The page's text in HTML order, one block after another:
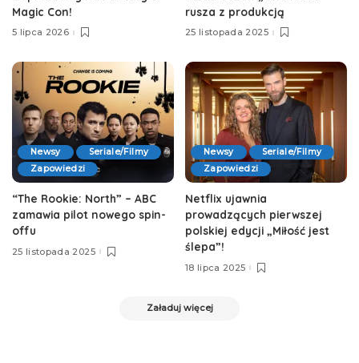
Magic Con!
5 lipca 2026
rusza z produkcją
25 listopada 2025
Newsy
Seriale/Filmy
Zapowiedzi
“The Rookie: North” – ABC
zamawia pilot nowego spin-
offu
25 listopada 2025
Newsy
Seriale/Filmy
Zapowiedzi
Netflix ujawnia
prowadzących pierwszej
polskiej edycji „Miłość jest
ślepa”!
18 lipca 2025
Załaduj więcej